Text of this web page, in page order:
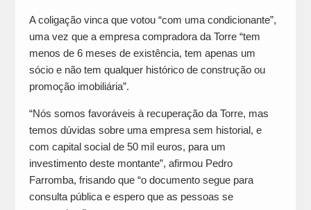
A coligação vinca que votou “com uma condicionante”,
uma vez que a empresa compradora da Torre “tem
menos de 6 meses de existência, tem apenas um
sócio e não tem qualquer histórico de construção ou
promoção imobiliária”.
“Nós somos favoráveis à recuperação da Torre, mas
temos dúvidas sobre uma empresa sem historial, e
com capital social de 50 mil euros, para um
investimento deste montante”, afirmou Pedro
Farromba, frisando que “o documento segue para
consulta pública e espero que as pessoas se